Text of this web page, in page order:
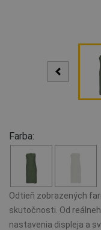
Farba:
Odtieň zobrazených
skutočnosti. Od
nastavenia displeja a